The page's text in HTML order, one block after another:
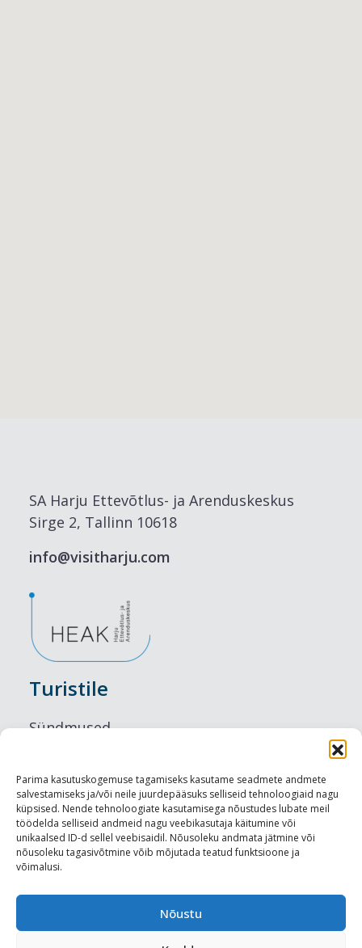
Parima kasutuskogemuse tagamiseks kasutame seadmete andmete
salvestamiseks ja/või neile juurdepääsuks selliseid tehnoloogiaid nagu
küpsised. Nende tehnoloogiate kasutamisega nõustudes lubate meil
töödelda selliseid andmeid nagu veebikasutaja käitumine või
unikaalsed ID-d sellel veebisaidil. Nõusoleku andmata jätmine või
nõusoleku tagasivõtmine võib mõjutada teatud funktsioone ja
võimalusi.
Nõustu
SA Harju Ettevõtlus- ja Arenduskeskus
Sirge 2, Tallinn 10618
info@visitharju.com
Turistile
Sündmused
Maitseelamused
Vaatamisväärsused
Visit Tallinn
Turismiprofessionaalile